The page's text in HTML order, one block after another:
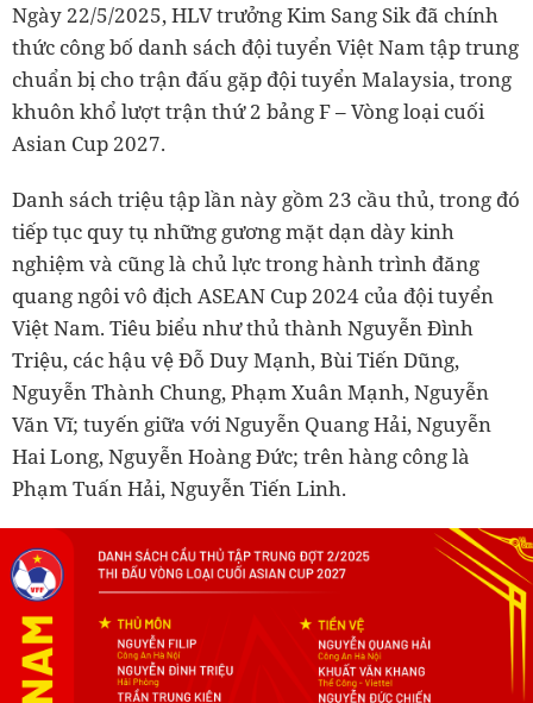
Ngày 22/5/2025, HLV trưởng Kim Sang Sik đã chính
thức công bố danh sách đội tuyển Việt Nam tập trung
chuẩn bị cho trận đấu gặp đội tuyển Malaysia, trong
khuôn khổ lượt trận thứ 2 bảng F – Vòng loại cuối
Asian Cup 2027.
Danh sách triệu tập lần này gồm 23 cầu thủ, trong đó
tiếp tục quy tụ những gương mặt dạn dày kinh
nghiệm và cũng là chủ lực trong hành trình đăng
quang ngôi vô địch ASEAN Cup 2024 của đội tuyển
Việt Nam. Tiêu biểu như thủ thành Nguyễn Đình
Triệu, các hậu vệ Đỗ Duy Mạnh, Bùi Tiến Dũng,
Nguyễn Thành Chung, Phạm Xuân Mạnh, Nguyễn
Văn Vĩ; tuyến giữa với Nguyễn Quang Hải, Nguyễn
Hai Long, Nguyễn Hoàng Đức; trên hàng công là
Phạm Tuấn Hải, Nguyễn Tiến Linh.